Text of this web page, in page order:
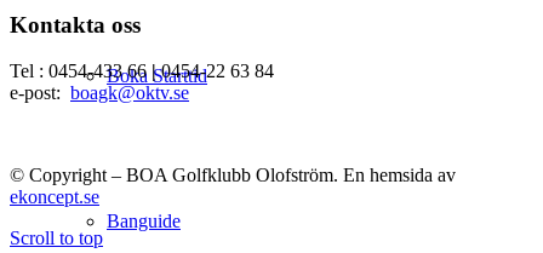
Boka Starttid
Banguide
Kontakta oss
Tel : 0454-433 66 |0454-22 63 84
e-post: boagk@oktv.se
© Copyright – BOA Golfklubb Olofström. En hemsida av
ekoncept.se
Scroll to top